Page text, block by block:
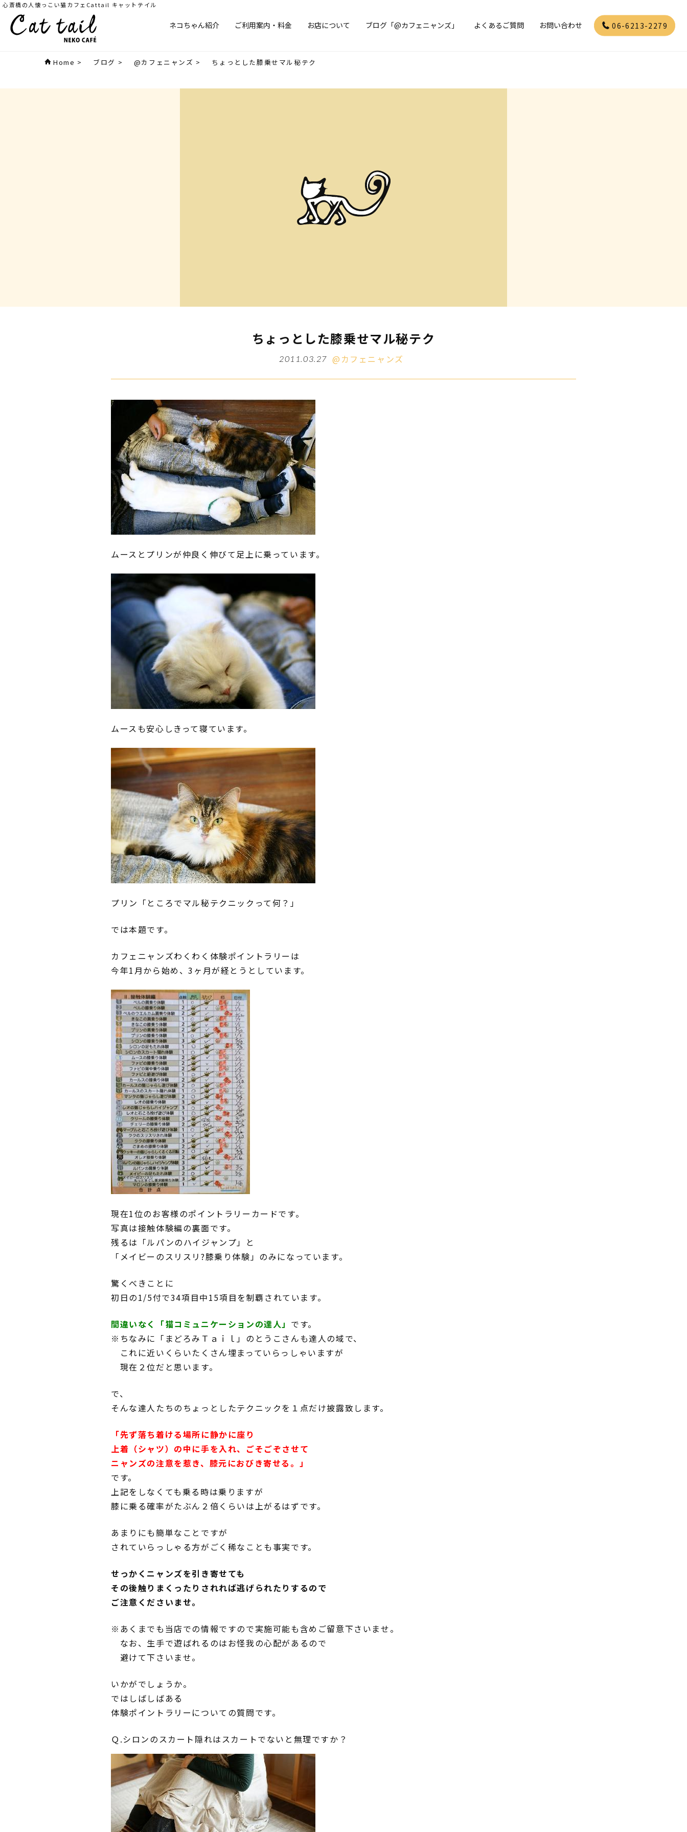
心斎橋の人懐っこい猫カフェCattail キャットテイル
ネコちゃん紹介 ご利用案内・料金 お店について ブログ「@カフェニャンズ」 よくあるご質問 お問い合わせ 06-6213-2279
Home > ブログ > @カフェニャンズ > ちょっとした膝乗せマル秘テク
ちょっとした膝乗せマル秘テク
2011.03.27 @カフェニャンズ
ムースとプリンが仲良く伸びて足上に乗っています。
ムースも安心しきって寝ています。
プリン「ところでマル秘テクニックって何？」
では本題です。
カフェニャンズわくわく体験ポイントラリーは
今年1月から始め、3ヶ月が経とうとしています。
現在1位のお客様のポイントラリーカードです。
写真は接触体験編の裏面です。
残るは「ルパンのハイジャンプ」と
「メイビーのスリスリ?膝乗り体験」のみになっています。
驚くべきことに
初日の1/5付で34項目中15項目を制覇されています。
間違いなく「猫コミュニケーションの達人」 です。
※ちなみに「まどろみＴａｉｌ」のとうこさんも達人の域で、
これに近いくらいたくさん埋まっていらっしゃいますが
現在２位だと思います。
で、
そんな達人たちのちょっとしたテクニックを１点だけ披露致します。
「先ず落ち着ける場所に静かに座り
上着（シャツ）の中に手を入れ、ごそごぞさせて
ニャンズの注意を惹き、膝元におびき寄せる。」
です。
上記をしなくても乗る時は乗りますが
膝に乗る確率がたぶん２倍くらいは上がるはずです。
あまりにも簡単なことですが
されていらっしゃる方がごく稀なことも事実です。
せっかくニャンズを引き寄せても
その後触りまくったりされれば逃げられたりするので
ご注意くださいませ。
※あくまでも当店での情報ですので実施可能も含めご留意下さいませ。
なお、生手で遊ばれるのはお怪我の心配があるので
避けて下さいませ。
いかがでしょうか。
ではしばしばある
体験ポイントラリーについての質問です。
Ｑ.シロンのスカート隠れはスカートでないと無理ですか？